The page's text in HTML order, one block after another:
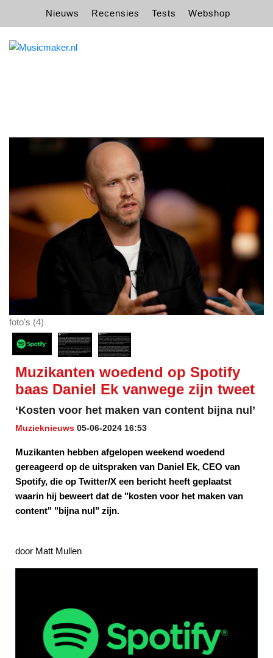
Nieuws Recensies Tests Webshop
foto's (4)
Muzikanten woedend op Spotify
baas Daniel Ek vanwege zijn tweet
‘Kosten voor het maken van content bijna nul’
Muzieknieuws 05-06-2024 16:53
Muzikanten hebben afgelopen weekend woedend
gereageerd op de uitspraken van Daniel Ek, CEO van
Spotify, die op Twitter/X een bericht heeft geplaatst
waarin hij beweert dat de "kosten voor het maken van
content" "bijna nul" zijn.
door Matt Mullen